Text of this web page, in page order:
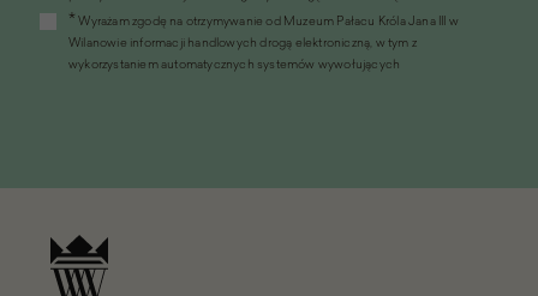
nowym
oknie)
* Wyrażam zgodę na otrzymywanie od Muzeum Pałacu Króla Jana III w
Wilanowie informacji handlowych drogą elektroniczną, w tym z
wykorzystaniem automatycznych systemów wywołujących